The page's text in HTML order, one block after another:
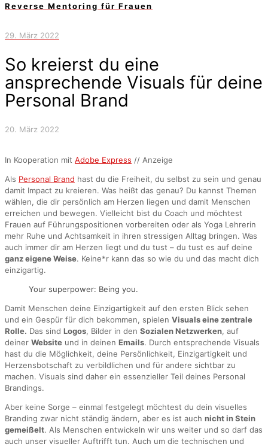
Reverse Mentoring für Frauen
29. März 2022
So kreierst du eine
ansprechende Visuals für deine
Personal Brand
20. März 2022
In Kooperation mit Adobe Express // Anzeige
Als Personal Brand hast du die Freiheit, du selbst zu sein und genau
damit Impact zu kreieren. Was heißt das genau? Du kannst Themen
wählen, die dir persönlich am Herzen liegen und damit Menschen
erreichen und bewegen. Vielleicht bist du Coach und möchtest
Frauen auf Führungspositionen vorbereiten oder als Yoga Lehrerin
mehr Ruhe und Achtsamkeit in ihren stressigen Alltag bringen. Was
auch immer dir am Herzen liegt und du tust – du tust es auf deine
ganz eigene Weise. Keine*r kann das so wie du und das macht dich
einzigartig.
Your superpower: Being you.
Damit Menschen deine Einzigartigkeit auf den ersten Blick sehen
und ein Gespür für dich bekommen, spielen Visuals eine zentrale
Rolle. Das sind Logos, Bilder in den Sozialen Netzwerken, auf
deiner Website und in deinen Emails. Durch entsprechende Visuals
hast du die Möglichkeit, deine Persönlichkeit, Einzigartigkeit und
Herzensbotschaft zu verbildlichen und für andere sichtbar zu
machen. Visuals sind daher ein essenzieller Teil deines Personal
Brandings.
Aber keine Sorge – einmal festgelegt möchtest du dein visuelles
Branding zwar nicht ständig ändern, aber es ist auch nicht in Stein
gemeißelt. Als Menschen entwickeln wir uns weiter und so darf das
auch unser visueller Auftrifft tun. Auch um die technischen und